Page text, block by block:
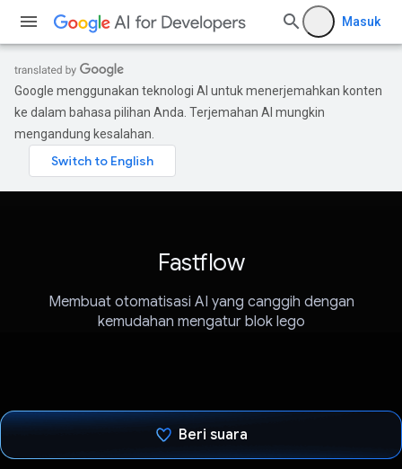
Masuk
Google menggunakan teknologi AI untuk menerjemahkan konten
ke dalam bahasa pilihan Anda. Terjemahan AI mungkin
mengandung kesalahan.
Fastflow
Membuat otomatisasi AI yang canggih dengan
kemudahan mengatur blok lego
Beri suara